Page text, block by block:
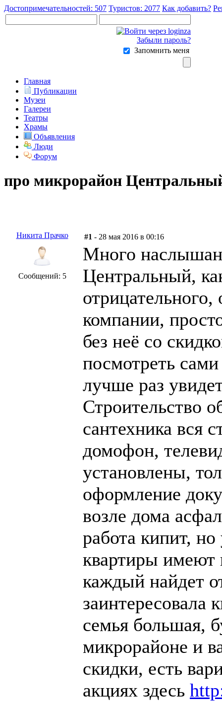
Достопримечательностей: 507 Туристов: 2077 Как добавить?
Забыли пароль?
Запомнить меня
Главная
Публикации
Музеи
Галереи
Театры
Храмы
Объявления
Люди
Форум
про микрорайон
Никита Прачко
Сообщений: 5
#1 - 28 мая 2016 в 00:16
Много
Центральный,
компании,
без неё со
посмотреть
лучше раз
Строительство
сантехника вся
домофон,
установлены,
оформление
возле дома
работа кипит,
квартиры имеют
каждый найдет
заинтересовала
семья большая,
микрорайоне и
скидки, есть
акциях здесь